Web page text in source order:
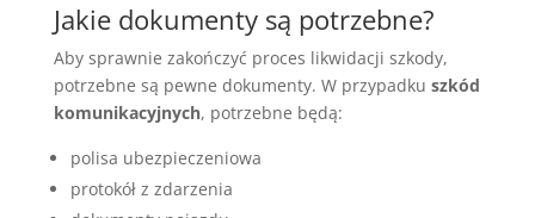
Jakie dokumenty są potrzebne?
Aby sprawnie zakończyć proces likwidacji szkody,
potrzebne są pewne dokumenty. W przypadku szkód
komunikacyjnych, potrzebne będą:
polisa ubezpieczeniowa
protokół z zdarzenia